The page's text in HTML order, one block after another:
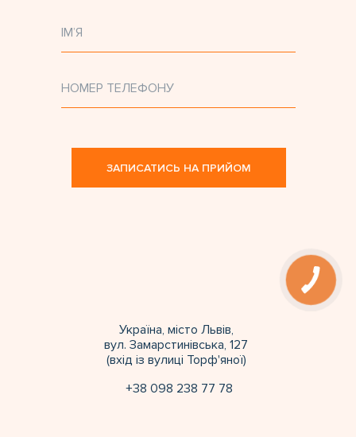
ЗАПИСАТИСЬ НА ПРИЙОМ
+38 098 238 77 78
Україна, місто Львів,
вул. Замарстинівська, 127
(вхід із вулиці Торф'яної)